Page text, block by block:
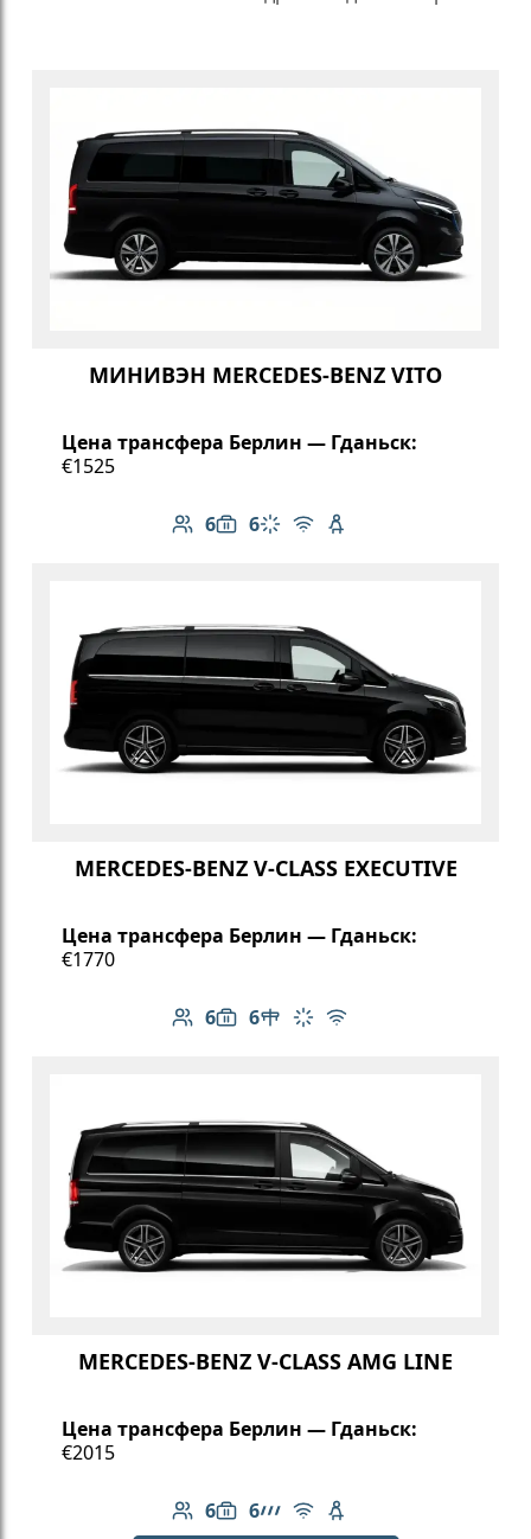
МИНИВЭН MERCEDES-BENZ VITO
Цена трансфера Берлин — Гданьск:
€1525
6
Количество пассажиров: 6
6
Вместимость багажа: 6
Климат-контроль
Бесплатный Wi-Fi
Детское кресло
MERCEDES-BENZ V-CLASS EXECUTIVE
Цена трансфера Берлин — Гданьск:
€1770
6
Количество пассажиров: 6
6
Вместимость багажа: 6
Стол в салоне
Климат-контроль
Бесплатный Wi-Fi
MERCEDES-BENZ V-CLASS AMG LINE
Цена трансфера Берлин — Гданьск:
€2015
6
Количество пассажиров: 6
6
Вместимость багажа: 6
Линейка AMG
Бесплатный Wi-Fi
Детское кресло